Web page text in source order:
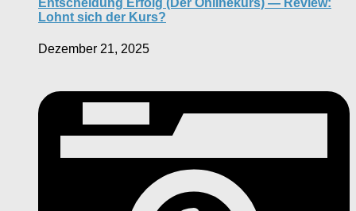
Entscheidung Erfolg (Der Onlinekurs) — Review:
Lohnt sich der Kurs?
Dezember 21, 2025